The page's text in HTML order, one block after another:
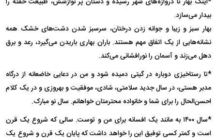
بیدار می‌سازد.
بهار سبز و زیبا و جوانه زدن درختان، سرسبز شدن دشت‌های خشک همه
نشانه‌هایی از یک اتفاق مهم هستند. باران بهاری باریدن می‌گیرد، رعد و برق
دهل می‌زند و آسمان را نورافشانی می‌کند.
*تا رستاخیزی دوباره در گیتی دمیده شود و من در دعایی خاضعانه از درگاه
مدبر هستی، در سال جدید سلامتی، شادی، موفقیت و بهروزی و در یک کلام
احسن‌الحال را برای شما و خانواده محترمتان خواهانم. سال نو مبارک.
*سال ۱۴۰۰ به مانند یک افسانه برای من و توست. سالی که شروع یک قرن
است و کمتر کسی توفیق این را خواهد داشت که پایان یک قرن و شروع یک